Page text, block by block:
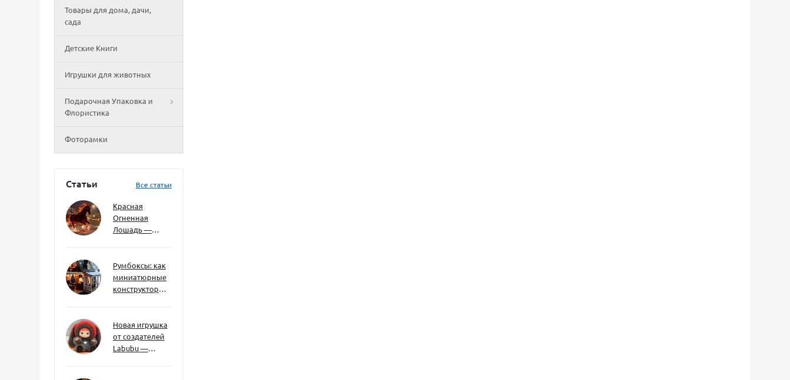
Товары для дома, дачи,
сада
Детские Книги
Игрушки для животных
Подарочная Упаковка и
Флористика
Фоторамки
Статьи Все статьи
Красная
Огненная
Лошадь —
ждать и как
подготовиться
Румбоксы: как
миниатюрные
конструкторы
мышление и
внимание к
деталям
Новая игрушка
от создателей
Labubu —